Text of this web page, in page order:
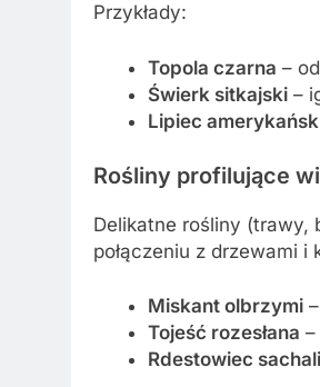
Przykłady:
Topola czarna –
Świerk sitkajski–
Lipiec
Rośliny profilujące
Delikatne rośliny (trawy,
połączeniu z drzewami i
Miskant olbrzymi–
Tojeść rozesłana
Rdestowiec